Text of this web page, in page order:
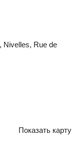
Nivelles, Rue de
Показать карту